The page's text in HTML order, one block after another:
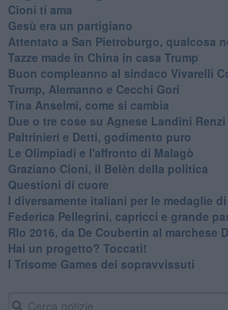
Cioni ti ama
​Gesù era un partigiano
Attentato a San Pietroburgo, qualcosa
Tazze made in China in casa Trump
Buon compleanno al sindaco Vivarelli
Trump, Alemanno e Cecchi Gori
Tina Anselmi, come si cambia
Due o tre cose su Agnese Landini Renzi
Paltrinieri e Detti, godimento puro
Le Olimpiadi e l'affronto di Malagò
Graziano Cioni, il Belèn della politica
Questioni di cuore
I diversamente italiani per le medaglie
Federica Pellegrini, capricci e grande
RIo 2016, da De Coubertin al marchese
​Hai un progetto? Toccati!
​I Trisome Games dei sopravvissuti